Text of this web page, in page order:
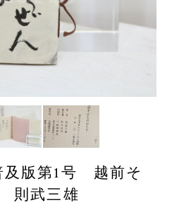
版第1号 越前そ
/ 則武三雄